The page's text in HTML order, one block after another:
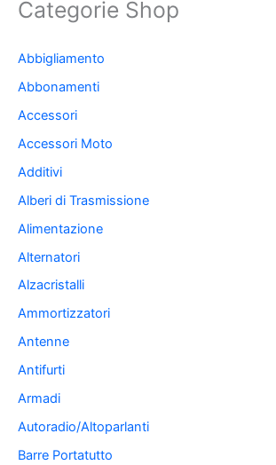
Categorie Shop
Abbigliamento
Abbonamenti
Accessori
Accessori Moto
Additivi
Alberi di Trasmissione
Alimentazione
Alternatori
Alzacristalli
Ammortizzatori
Antenne
Antifurti
Armadi
Autoradio/Altoparlanti
Barre Portatutto